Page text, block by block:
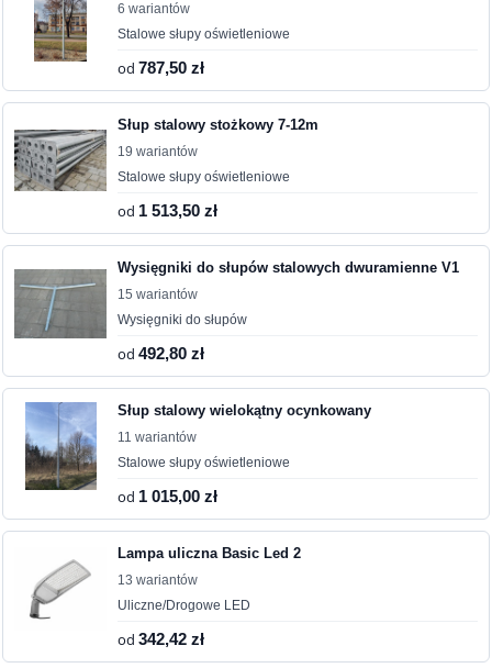
6 wariantów
Stalowe słupy oświetleniowe
od787,50 zł
Słup stalowy stożkowy 7-12m
19 wariantów
Stalowe słupy oświetleniowe
od 1 513,50 zł
Wysięgniki do słupów stalowych dwuramienne V1
15 wariantów
Wysięgniki do słupów
od492,80 zł
Słup stalowy wielokątny ocynkowany
11 wariantów
Stalowe słupy oświetleniowe
od 1 015,00 zł
Lampa uliczna Basic Led 2
13 wariantów
Uliczne/Drogowe LED
od342,42 zł